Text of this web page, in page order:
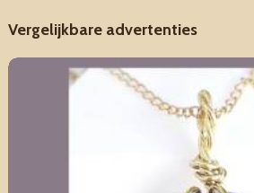
Vergelijkbare advertenties